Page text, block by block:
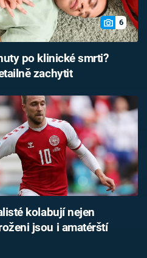
6
po klinické smrti?
zachytit
kolabují nejen
jsou i amatérští